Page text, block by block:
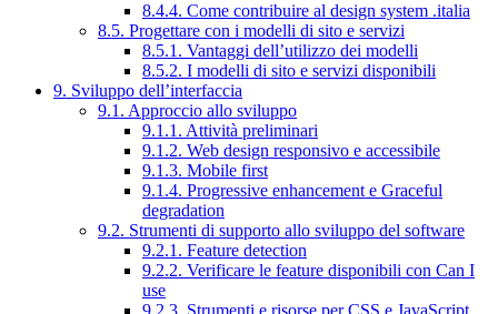
8.4.4. Come contribuire al design system .italia
8.5. Progettare con i modelli di sito e servizi
8.5.1. Vantaggi dell’utilizzo dei modelli
8.5.2. I modelli di sito e servizi disponibili
9. Sviluppo dell’interfaccia
9.1. Approccio allo sviluppo
9.1.1. Attività preliminari
9.1.2. Web design responsivo e accessibile
9.1.3. Mobile first
9.1.4. Progressive enhancement e Graceful
degradation
9.2. Strumenti di supporto allo sviluppo del software
9.2.1. Feature detection
9.2.2. Verificare le feature disponibili con Can I
use
9.2.3. Strumenti e risorse per CSS e JavaScript